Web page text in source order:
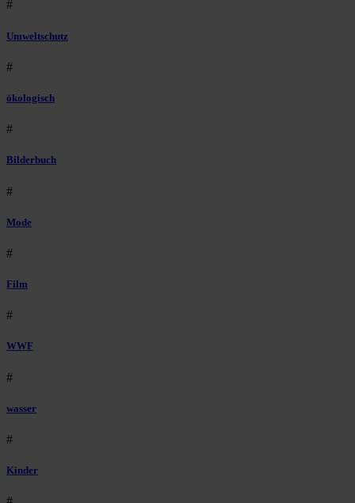
#
Umweltschutz
#
ökologisch
#
Bilderbuch
#
Mode
#
Film
#
WWF
#
wasser
#
Kinder